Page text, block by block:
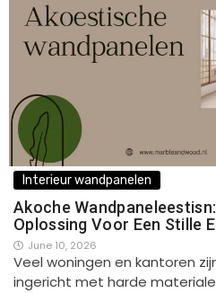
Interieur wandpanelen
Akoche
Oplossing Voor Een Stille
June 10, 2026
Veel woningen en kantoren
ingericht met harde